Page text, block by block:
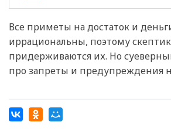
Все приметы на достаток и
иррациональны, поэтому
придерживаются их. Но
про запреты и предупреждения